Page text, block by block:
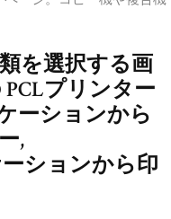
を選択する画
プリンター
ーションから
,
ーションから印